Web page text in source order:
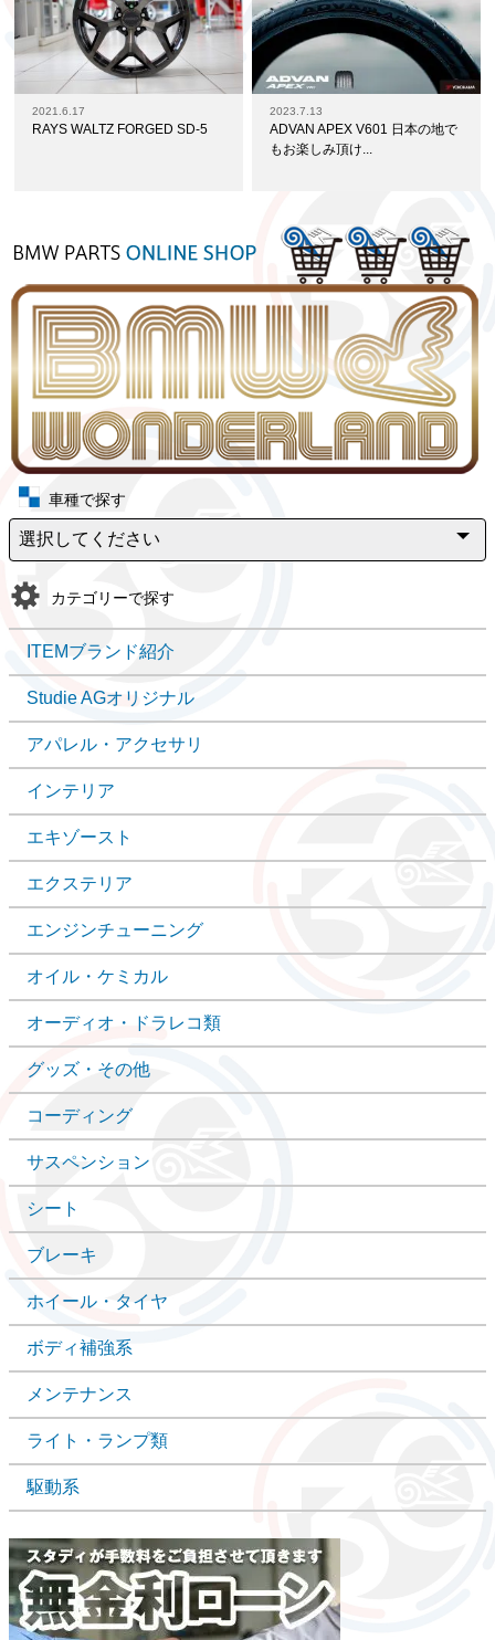
車種で探す
カテゴリーで探す
ITEMブランド紹介
Studie AGオリジナル
アパレル・アクセサリ
インテリア
エキゾースト
エクステリア
エンジンチューニング
オイル・ケミカル
オーディオ・ドラレコ類
グッズ・その他
コーディング
サスペンション
シート
ブレーキ
ホイール・タイヤ
ボディ補強系
メンテナンス
ライト・ランプ類
駆動系
2021.6.17
RAYS WALTZ FORGED SD-5
2023.7.13
ADVAN APEX V601 日本の地で
もお楽しみ頂け...